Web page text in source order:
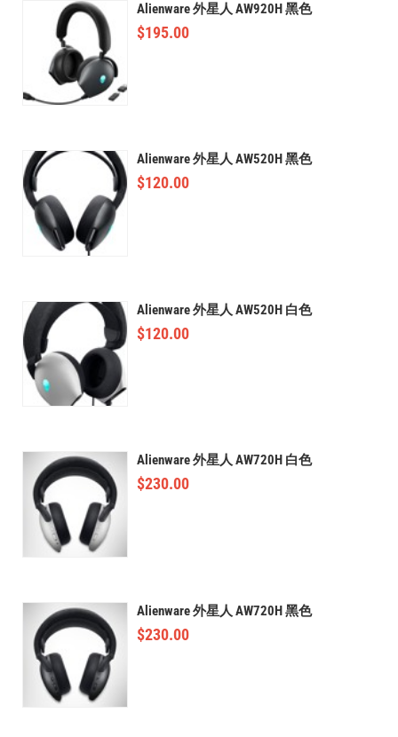
Alienware 外星人 AW920H 黑色
$195.00
Alienware 外星人 AW520H 黑色
$120.00
Alienware 外星人 AW520H 白色
$120.00
Alienware 外星人 AW720H 白色
$230.00
Alienware 外星人 AW720H 黑色
$230.00